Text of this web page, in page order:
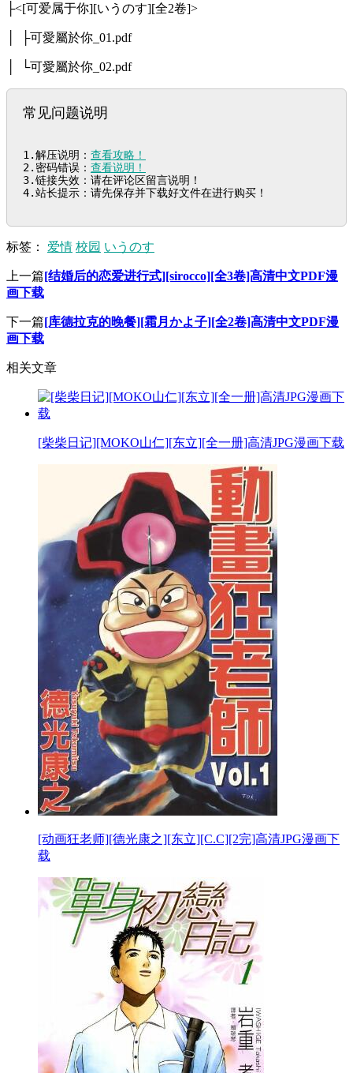
├<[可爱属于你][いうのす][全2卷]>
│ ├可愛屬於你_01.pdf
│ └可愛屬於你_02.pdf
常见问题说明
1.解压说明： 查看攻略！
2.密码错误： 查看说明！
3.链接失效：请在评论区留言说明！
4.站长提示：请先保存并下载好文件在进行购买！
标签： 爱情 校园 いうのす
上一篇[结婚后的恋爱进行式][sirocco][全3卷]高清中文PDF漫
画下载
下一篇[库德拉克的晚餐][霜月かよ子][全2卷]高清中文PDF漫
画下载
相关文章
[柴柴日记][MOKO山仁][东立][全一册]高清JPG漫画下载
[动画狂老师][德光康之][东立][C.C][2完]高清JPG漫画下
载